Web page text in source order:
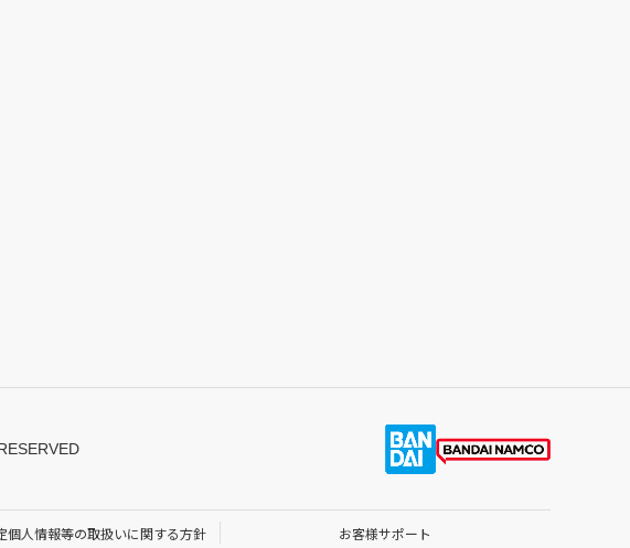
個人情報等の取扱いに関する方針 お客様サポート